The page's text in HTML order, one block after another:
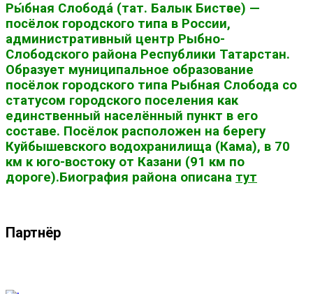
Ры́бная Слобода́ (тат. Балык Бистәсе) —
посёлок городского типа в России,
административный центр Рыбно-
Слободского района Республики Татарстан.
Образует муниципальное образование
посёлок городского типа Рыбная Слобода со
статусом городского поселения как
единственный населённый пункт в его
составе. Посёлок расположен на берегу
Куйбышевского водохранилища (Кама), в 70
км к юго-востоку от Казани (91 км по
дороге).Биография района описана тут
Партнёр